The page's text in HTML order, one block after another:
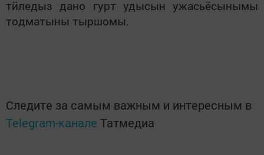
тӥледыз дано гурт удысын ужасьёсынымы
тодматыны тыршомы.
Следите за самым важным и интересным в
Telegram-канале Татмедиа